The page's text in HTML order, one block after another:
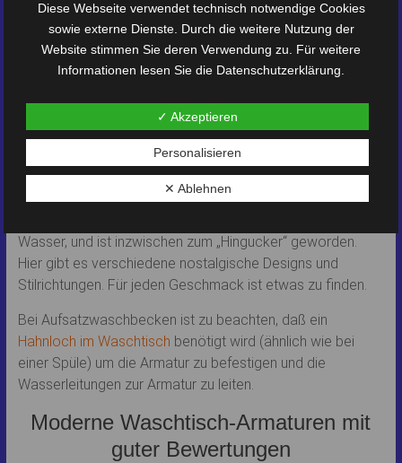
Für jeden Stil und jede Art von Waschbecken gibt es die
passende Waschbeckenarmatur. Wichtig ist, die gute
Bedienbarkeit und natürlich das harmonische Gesamtbild
zur übrigen Badeinrichtung.
Die Technik an sich ähnelt sich bei den meisten
Waschbeckenarmaturen. Neben der klassischen
Mischbatterie sind heute vor allem Einhebelmischer im
Gebrauch. Diese sind robust und bewährt und verfügen
neben guter Bedienbarkeit über eine lange Lebensdauer.
Wasser, und ist inzwischen zum „Hingucker“ geworden.
Hier gibt es verschiedene nostalgische Designs und
Stilrichtungen. Für jeden Geschmack ist etwas zu finden.
Bei Aufsatzwaschbecken ist zu beachten, daß ein
Hahnloch im Waschtisch benötigt wird (ähnlich wie bei
einer Spüle) um die Armatur zu befestigen und die
Wasserleitungen zur Armatur zu leiten.
Moderne Waschtisch-Armaturen mit
guter Bewertungen
Diese Webseite verwendet technisch notwendige Cookies
sowie externe Dienste. Durch die weitere Nutzung der
Website stimmen Sie deren Verwendung zu. Für weitere
Informationen lesen Sie die Datenschutzerklärung
✓ Akzeptieren
Personalisieren
✕ Ablehnen